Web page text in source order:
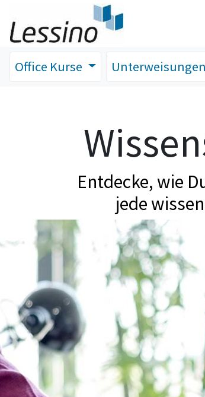
Office Kurse Unterweisungen
Entdecke, wie
jede